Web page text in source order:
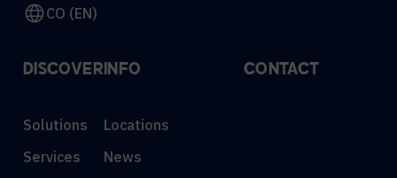
CO (EN)
DISCOVER
Solutions
Services
INFO
Locations
News
CONTACT